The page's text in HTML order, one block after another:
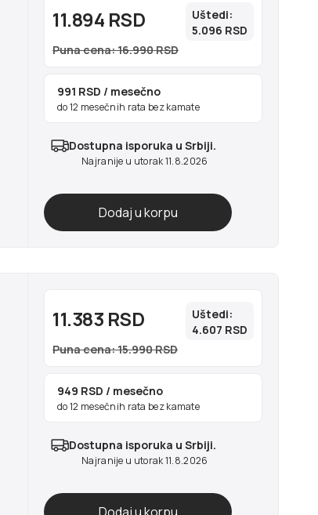
11.894 RSD
Uštedi:
5.096 RSD
Puna cena: 16.990 RSD
991 RSD / mesečno
do 12 mesečnih rata bez kamate
Dostupna isporuka u Srbiji.
Najranije u utorak 11.8.2026
11.383 RSD
Uštedi:
4.607 RSD
Puna cena: 15.990 RSD
949 RSD / mesečno
do 12 mesečnih rata bez kamate
Dostupna isporuka u Srbiji.
Najranije u utorak 11.8.2026